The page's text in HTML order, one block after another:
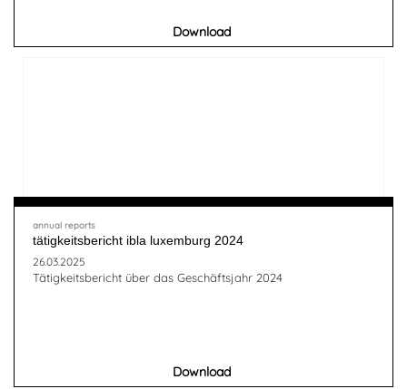
Download
annual reports
tätigkeitsbericht ibla luxemburg 2024
26.03.2025
Tätigkeitsbericht über das Geschäftsjahr 2024
Download